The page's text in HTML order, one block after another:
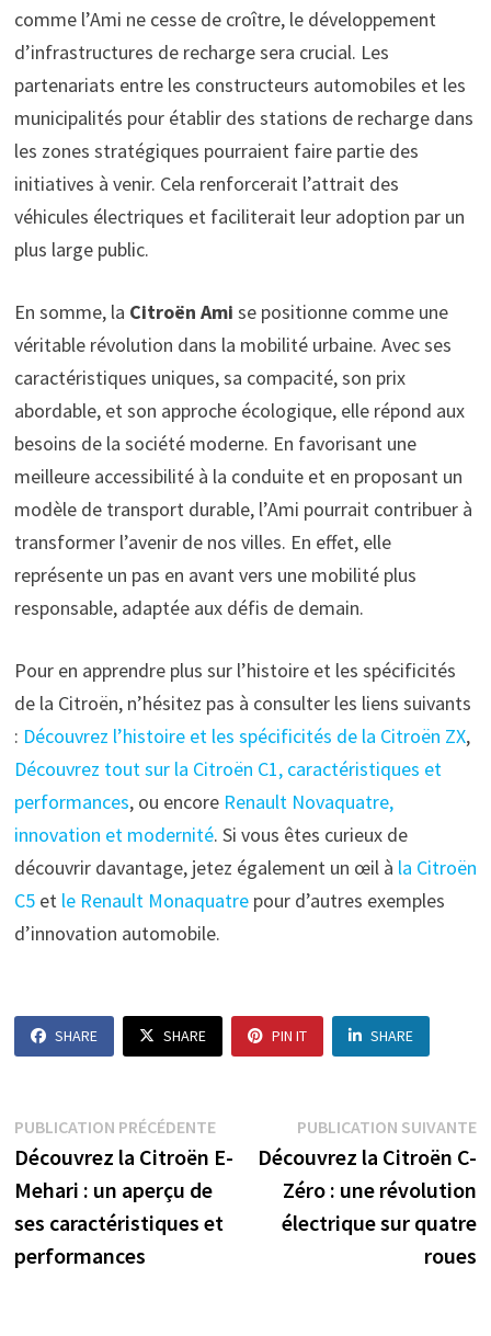
comme l’Ami ne cesse de croître, le développement
d’infrastructures de recharge sera crucial. Les
partenariats entre les constructeurs automobiles et les
municipalités pour établir des stations de recharge dans
les zones stratégiques pourraient faire partie des
initiatives à venir. Cela renforcerait l’attrait des
véhicules électriques et faciliterait leur adoption par un
plus large public.
En somme, la Citroën Ami se positionne comme une
véritable révolution dans la mobilité urbaine. Avec ses
caractéristiques uniques, sa compacité, son prix
abordable, et son approche écologique, elle répond aux
besoins de la société moderne. En favorisant une
meilleure accessibilité à la conduite et en proposant un
modèle de transport durable, l’Ami pourrait contribuer à
transformer l’avenir de nos villes. En effet, elle
représente un pas en avant vers une mobilité plus
responsable, adaptée aux défis de demain.
Pour en apprendre plus sur l’histoire et les spécificités
de la Citroën, n’hésitez pas à consulter les liens suivants
: Découvrez l’histoire et les spécificités de la Citroën ZX,
Découvrez tout sur la Citroën C1, caractéristiques et
performances, ou encore Renault Novaquatre,
innovation et modernité. Si vous êtes curieux de
découvrir davantage, jetez également un œil à la Citroën
C5et le Renault Monaquatrepour d’autres exemples
d’innovation automobile.
SHARE SHARE PIN IT SHARE
Navigation
de
l’article
PUBLICATION PRÉCÉDENTEPublication
précédente :
Découvrez la Citroën E-
Mehari : un aperçu de
ses caractéristiques et
performances
PUBLICATION SUIVANTE
Découvrez la Citroën C-
Zéro : une révolution
électrique sur quatre
roues